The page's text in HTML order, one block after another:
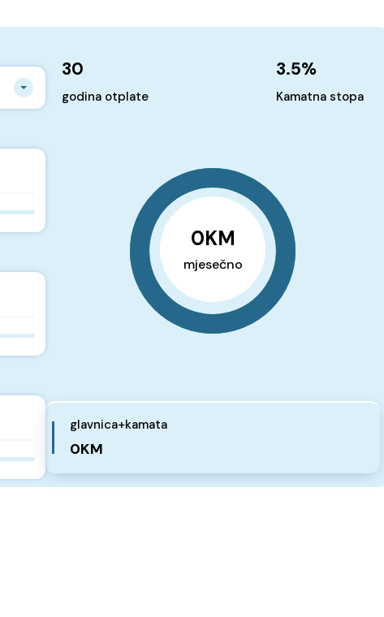
30
godina otplate
3.5%
Kamatna stopa
0KM
mjesečno
glavnica+kamata
0KM